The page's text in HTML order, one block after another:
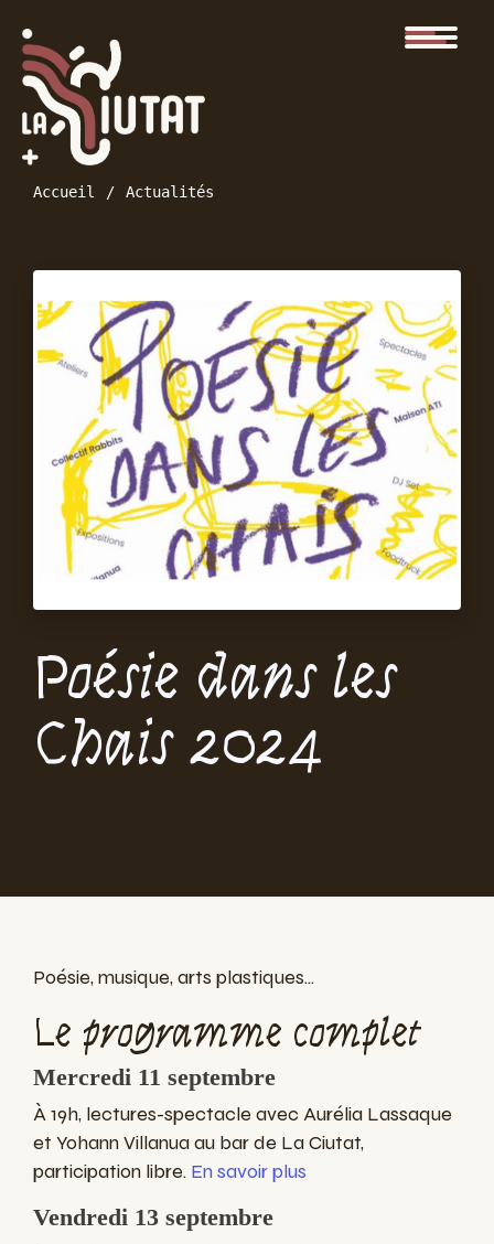
Accueil Actualités
Poésie dans les
Chais 2024
Poésie, musique, arts plastiques...
Le programme complet
Mercredi 11 septembre
À 19h, lectures-spectacle avec Aurélia Lassaque
et Yohann Villanua au bar de La Ciutat,
participation libre. En savoir plus
Vendredi 13 septembre